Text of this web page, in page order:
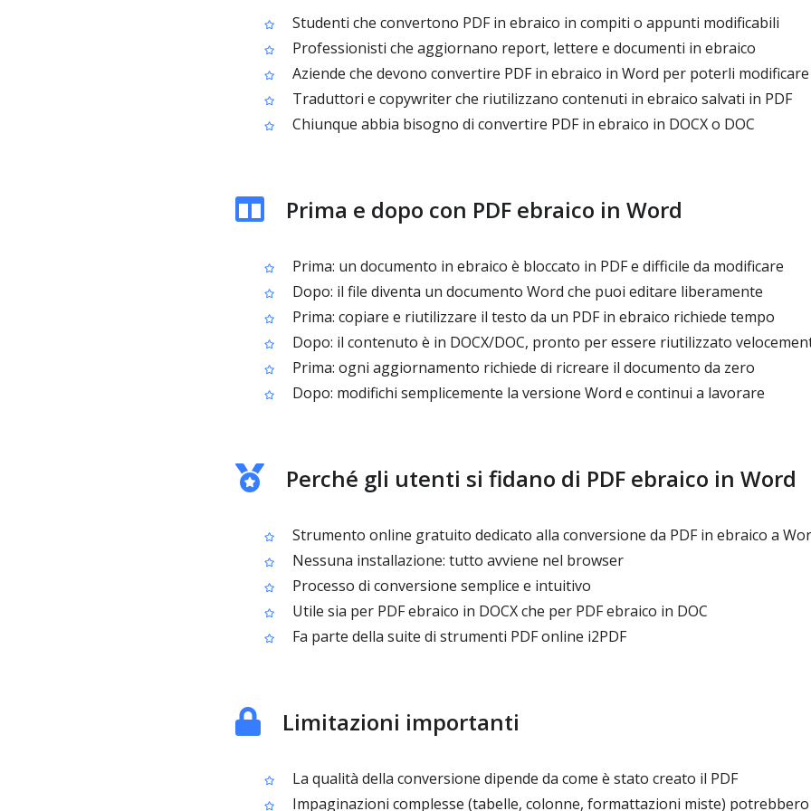
Studenti che convertono PDF in ebraico in compiti o appunti modificabili
Professionisti che aggiornano report, lettere e documenti in ebraico
Aziende che devono convertire PDF in ebraico in Word per poterli modificare
Traduttori e copywriter che riutilizzano contenuti in ebraico salvati in PDF
Chiunque abbia bisogno di convertire PDF in ebraico in DOCX o DOC
Prima e dopo con PDF ebraico in Word
Prima: un documento in ebraico è bloccato in PDF e difficile da modificare
Dopo: il file diventa un documento Word che puoi editare liberamente
Prima: copiare e riutilizzare il testo da un PDF in ebraico richiede tempo
Dopo: il contenuto è in DOCX/DOC, pronto per essere riutilizzato
Prima: ogni aggiornamento richiede di ricreare il documento da zero
Dopo: modifichi semplicemente la versione Word e continui a lavorare
Perché gli utenti si fidano di PDF ebraico in Word
Strumento online gratuito dedicato alla conversione da PDF in ebraico a
Nessuna installazione: tutto avviene nel browser
Processo di conversione semplice e intuitivo
Utile sia per PDF ebraico in DOCX che per PDF ebraico in DOC
Fa parte della suite di strumenti PDF online i2PDF
Limitazioni importanti
La qualità della conversione dipende da come è stato creato il PDF
Impaginazioni complesse (tabelle, colonne, formattazioni miste)